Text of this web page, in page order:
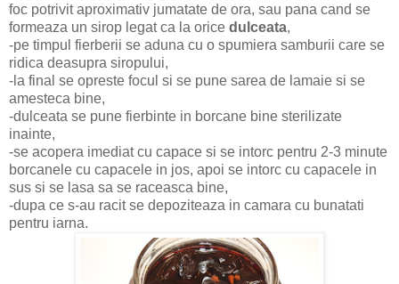
foc potrivit aproximativ jumatate de ora, sau pana cand se
formeaza un sirop legat ca la orice dulceata,
-pe timpul fierberii se aduna cu o spumiera samburii care se
ridica deasupra siropului,
-la final se opreste focul si se pune sarea de lamaie si se
amesteca bine,
-dulceata se pune fierbinte in borcane bine sterilizate
inainte,
-se acopera imediat cu capace si se intorc pentru 2-3 minute
borcanele cu capacele in jos, apoi se intorc cu capacele in
sus si se lasa sa se raceasca bine,
-dupa ce s-au racit se depoziteaza in camara cu bunatati
pentru iarna.